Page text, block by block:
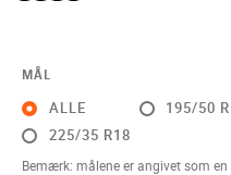
MÅL
ALLE 195/50
225/35 R18
Bemærk: målene er angivet som